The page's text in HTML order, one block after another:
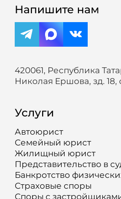
Напишите нам
420061, Республика
Николая Ершова, зд. 18,
Услуги
Автоюрист
Семейный юрист
Жилищный юрист
Представительство в
Банкротство
Страховые споры
Споры с